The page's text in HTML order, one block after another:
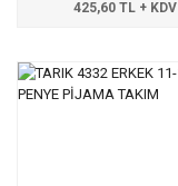
425,60 TL + KDV